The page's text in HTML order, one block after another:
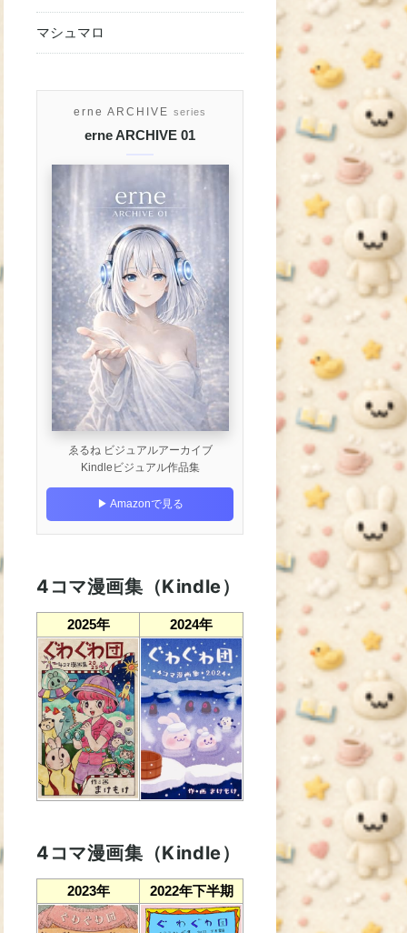
マシュマロ
erne ARCHIVE series
erne ARCHIVE 01
ゑるね ビジュアルアーカイブ
Kindleビジュアル作品集
▶ Amazonで見る
4コマ漫画集（Kindle）
2025年 2024年
4コマ漫画集（Kindle）
2023年 2022年下半期